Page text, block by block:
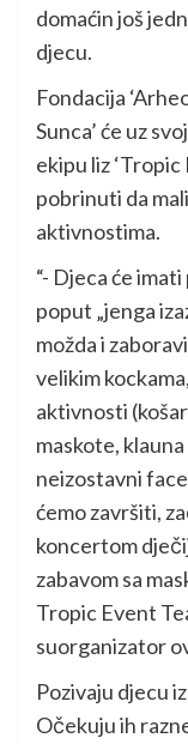
domaćin još
djecu.
Fondacija
Sunca’ će uz
ekipu liz ‘Tropic
pobrinuti da
aktivnostima.
“- Djeca će
poput „jenga
možda i
velikim
aktivnosti
maskote,
neizostavni
ćemo završiti,
koncertom
zabavom sa
Tropic Event
suorganizator
Pozivaju djecu
Očekuju ih